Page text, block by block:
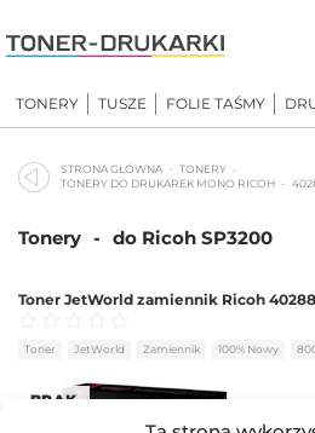
to
content
TONERY TUSZE FOLIE TAŚMY
STRONA GŁÓWNA
TONERY
TONERY DO DRUKAREK MONO RICOH
Tonery - do Ricoh SP3200
BRAK
Toner JetWorld zamiennik Ricoh
Oceniono
Toner JetWorld Zamiennik 100% Nowy